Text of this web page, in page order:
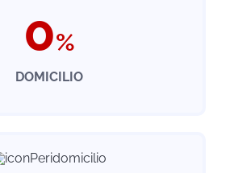
0%
DOMICILIO